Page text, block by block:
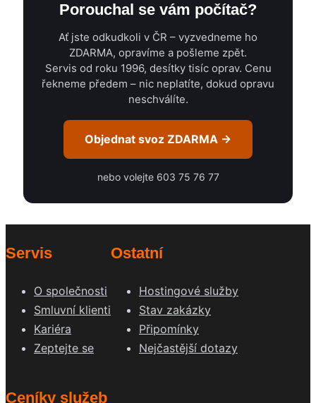
Porouchal se vám počítač?
Ať jste odkudkoli v ČR – vyzvedneme ho
ZDARMA, opravíme a pošleme zpět.
Servis od roku 1996, desítky tisíc oprav. Cenu
řekneme předem – nic neplatíte, dokud opravu
neschválíte.
Objednat svoz ZDARMA →
nebo volejte 603 75 76 77
Servis
O společnosti
Smluvní klienti
Kariéra
Zeptejte se
Ostatní
Hostingové služby
Stav zakázky
Připomínky
Nejčastější dotazy
Ceníky služeb